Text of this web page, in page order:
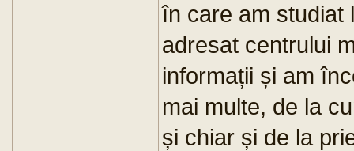
în care am studiat
adresat centrului
informații și am
mai multe, de la
și chiar și de la